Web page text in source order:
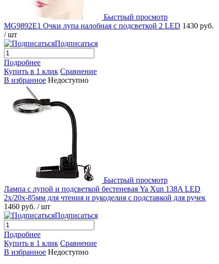
Быстрый просмотр
MG9892E1 Очки лупа налобная с подсветкой 2 LED 1430 руб.
/ шт
Подписаться
Подробнее
Купить в 1 клик Сравнение
В избранное Недоступно
Быстрый просмотр
Лампа с лупой и подсветкой бестеневая Ya Xun 138A LED
2x/20x-85мм для чтения и рукоделия с подставкой для ручек
1460 руб. / шт
Подписаться
Подробнее
Купить в 1 клик Сравнение
В избранное Недоступно